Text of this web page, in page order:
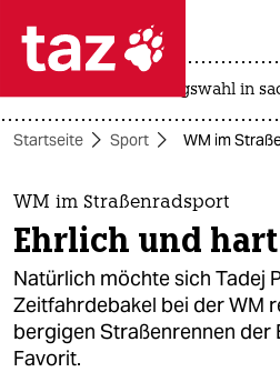
 taz zahl ich
taz zahl ich
themen
politik
öko
gesellschaft
landtagswahl in
Startseite Sport WM im
WM im Straßenradsport
Ehrlich und hart
Natürlich möchte sich Tadej
Zeitfahrdebakel bei der WM
bergigen Straßenrennen der
Favorit.